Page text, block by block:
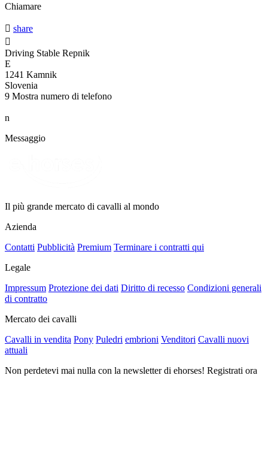
Chiamare
 share

Driving Stable Repnik
E
1241 Kamnik
Slovenia
9 Mostra numero di telefono
n
Messaggio
Il più grande mercato di cavalli al mondo
Azienda
Contatti Pubblicità Premium Terminare i contratti qui
Legale
Impressum Protezione dei dati Diritto di recesso Condizioni generali
di contratto
Mercato dei cavalli
Cavalli in vendita Pony Puledri embrioni Venditori Cavalli nuovi
attuali
Non perdetevi mai nulla con la newsletter di ehorses! Registrati ora